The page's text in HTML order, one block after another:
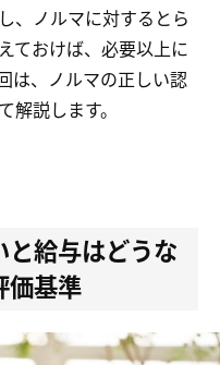
、ノルマに対するとら
ておけば、必要以上に
は、ノルマの正しい認
解説します。
と給与はどうな
価基準